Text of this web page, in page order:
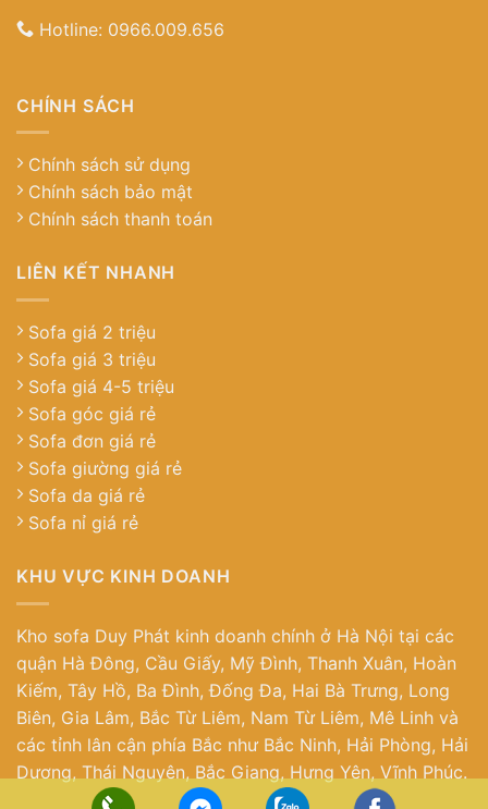
Hotline: 0966.009.656
CHÍNH SÁCH
Chính sách sử dụng
Chính sách bảo mật
Chính sách thanh toán
LIÊN KẾT NHANH
Sofa giá 2 triệu
Sofa giá 3 triệu
Sofa giá 4-5 triệu
Sofa góc giá rẻ
Sofa đơn giá rẻ
Sofa giường giá rẻ
Sofa da giá rẻ
Sofa nỉ giá rẻ
KHU VỰC KINH DOANH
Kho sofa Duy Phát kinh doanh chính ở Hà Nội tại các
quận Hà Đông, Cầu Giấy, Mỹ Đình, Thanh Xuân, Hoàn
Kiếm, Tây Hồ, Ba Đình, Đống Đa, Hai Bà Trưng, Long
Biên, Gia Lâm, Bắc Từ Liêm, Nam Từ Liêm, Mê Linh và
các tỉnh lân cận phía Bắc như Bắc Ninh, Hải Phòng, Hải
Dương, Thái Nguyên, Bắc Giang, Hưng Yên, Vĩnh Phúc.